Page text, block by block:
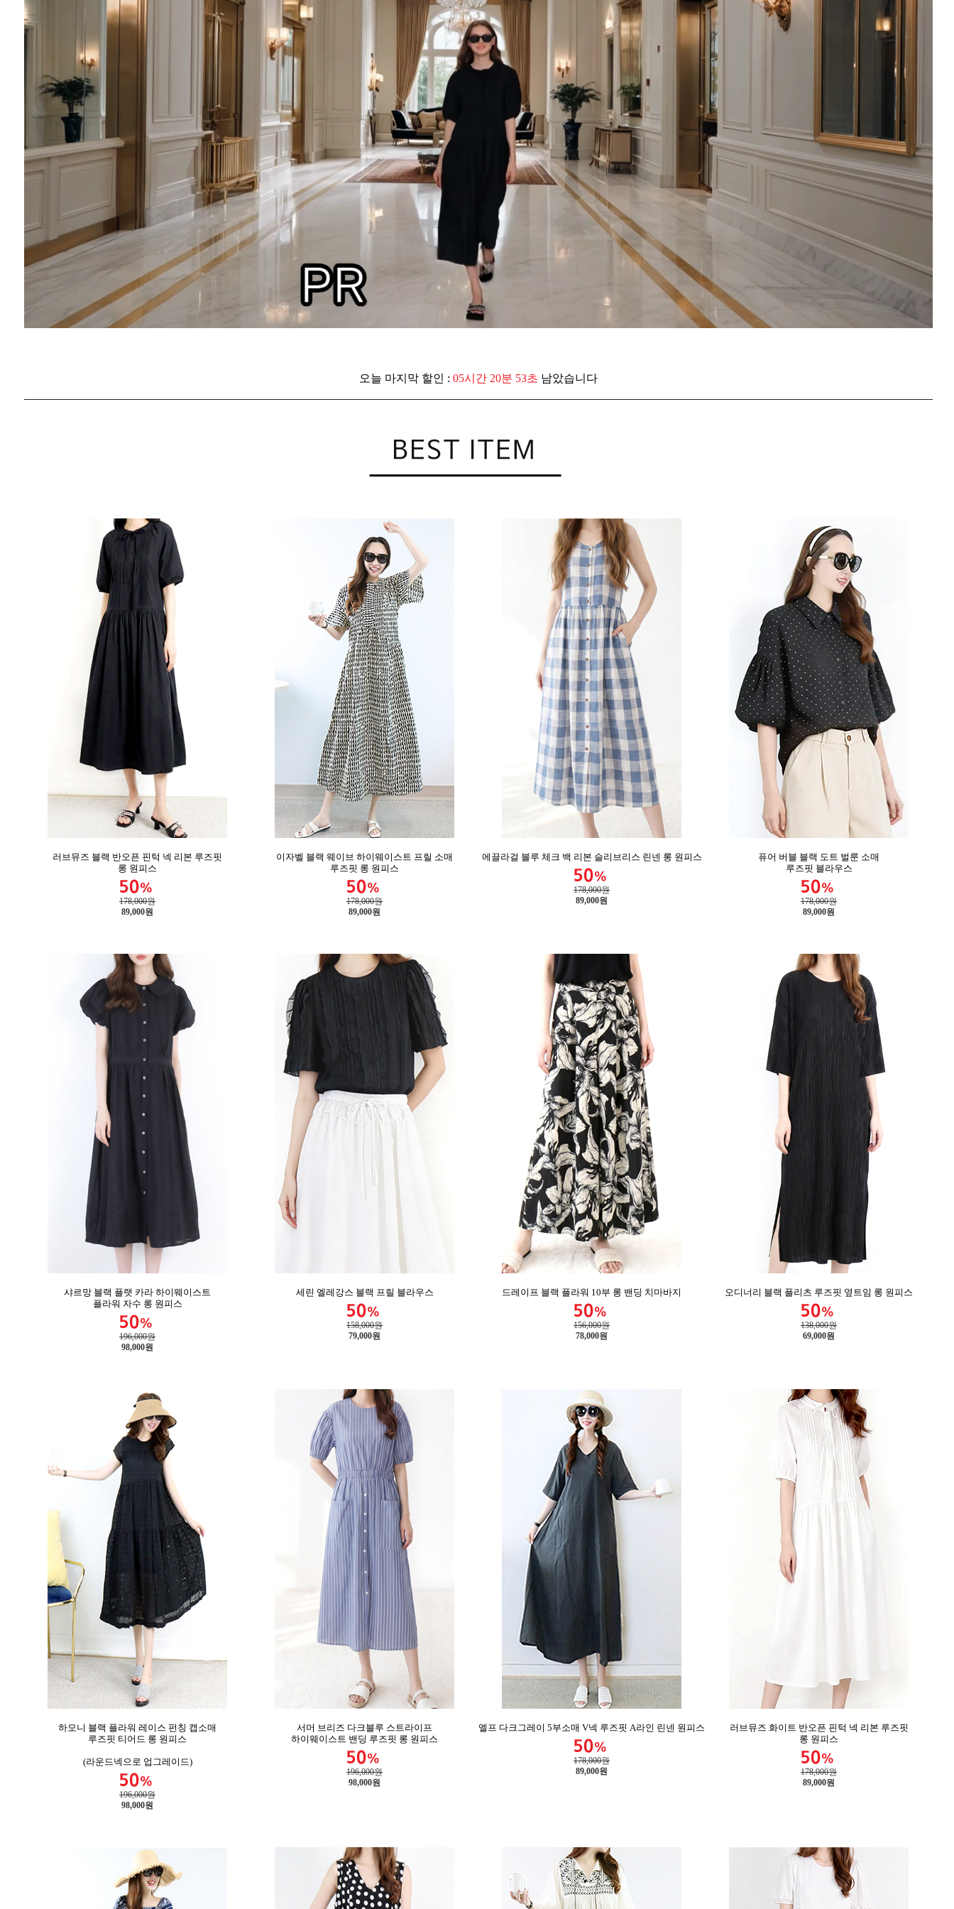
오늘 마지막 할인 : 05시간 20분 50초 남았습니다
러브뮤즈 블랙 반오픈 핀턱 넥 리본 루즈핏
롱 원피스
178,000원
89,000원
이자벨 블랙 웨이브 하이웨이스트 프릴 소매
루즈핏 롱 원피스
178,000원
89,000원
에끌라걸 블루 체크 백 리본 슬리브리스 린넨 롱 원피스
178,000원
89,000원
퓨어 버블 블랙 도트 벌룬 소매
루즈핏 블라우스
178,000원
89,000원
샤르망 블랙 플랫 카라 하이웨이스트
플라워 자수 롱 원피스
196,000원
98,000원
세린 엘레강스 블랙 프릴 블라우스
158,000원
79,000원
드레이프 블랙 플라워 10부 롱 밴딩 치마바지
156,000원
78,000원
오디너리 블랙 플리츠 루즈핏 옆트임 롱 원피스
138,000원
69,000원
하모니 블랙 플라워 레이스 펀칭 캡소매
루즈핏 티어드 롱 원피스
(라운드넥으로 업그레이드)
196,000원
98,000원
서머 브리즈 다크블루 스트라이프
하이웨이스트 밴딩 루즈핏 롱 원피스
196,000원
98,000원
엘프 다크그레이 5부소매 V넥 루즈핏 A라인 린넨 원피스
178,000원
89,000원
러브뮤즈 화이트 반오픈 핀턱 넥 리본 루즈핏
롱 원피스
178,000원
89,000원